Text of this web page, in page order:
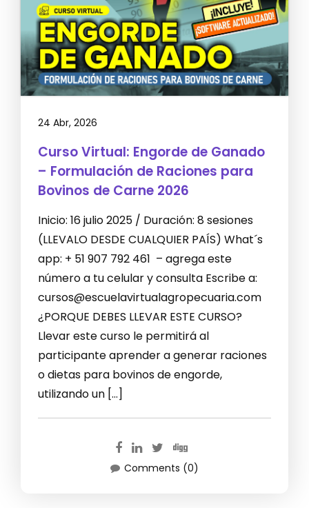
24 Abr, 2026
Curso Virtual: Engorde de Ganado
– Formulación de Raciones para
Bovinos de Carne 2026
Inicio: 16 julio 2025 / Duración: 8 sesiones
(LLEVALO DESDE CUALQUIER PAÍS) What´s
app: + 51 907 792 461 – agrega este
número a tu celular y consulta Escribe a:
cursos@escuelavirtualagropecuaria.com
¿PORQUE DEBES LLEVAR ESTE CURSO?
Llevar este curso le permitirá al
participante aprender a generar raciones
o dietas para bovinos de engorde,
utilizando un […]
Comments (0)